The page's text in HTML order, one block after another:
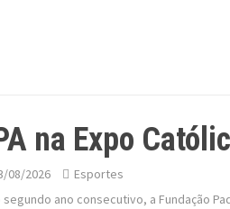
na Expo
08/2026
Esportes
segundo ano consecutivo, a Fundação